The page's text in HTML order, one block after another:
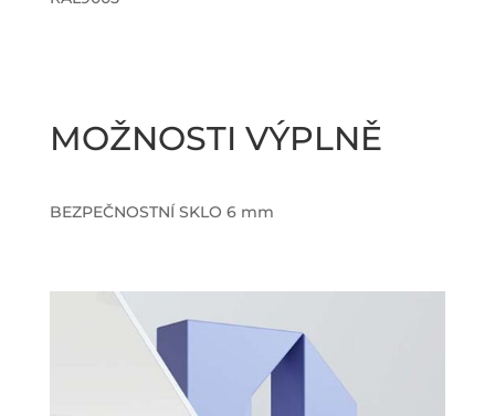
MOŽNOSTI VÝPLNĚ
BEZPEČNOSTNÍ SKLO 6 mm